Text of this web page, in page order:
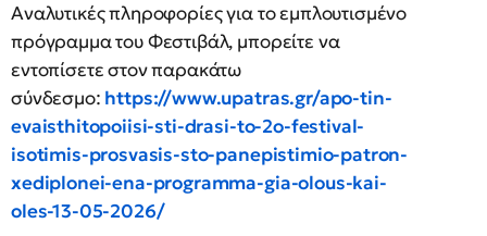
Αναλυτικές πληροφορίες για το εμπλουτισμένο
πρόγραμμα του Φεστιβάλ, μπορείτε να
εντοπίσετε στον παρακάτω
σύνδεσμο: https://www.upatras.gr/apo-tin-
evaisthitopoiisi-sti-drasi-to-2o-festival-
isotimis-prosvasis-sto-panepistimio-patron-
xediplonei-ena-programma-gia-olous-kai-
oles-13-05-2026/